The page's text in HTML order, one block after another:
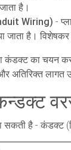
है।
Wiring) -
जाता है। विशेषकर
का चयन
अतिरिक्त लागत
सकती है - कंडक्ट